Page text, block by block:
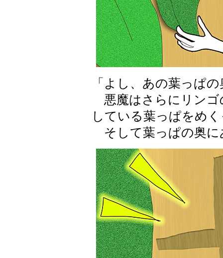
「よし、あの葉っぱ
悪魔はさらにリンゴ
している葉っぱをめ
そして葉っぱの奥に